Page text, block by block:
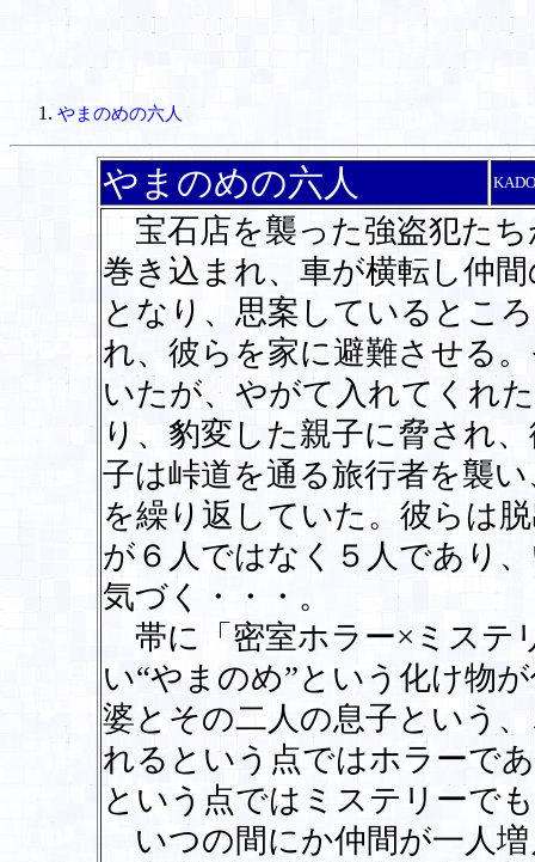
やまのめの六人
やまのめの六人
宝石店を襲った強盗犯たち
巻き込まれ、車が横転し仲
となり、思案しているとこ
れ、彼らを家に避難させる
いたが、やがて入れてくれ
り、豹変した親子に脅され
子は峠道を通る旅行者を襲
を繰り返していた。彼らは
が６人ではなく５人であり
気づく・・・。
帯に「密室ホラー×ミステ
い“やまのめ”という化け物
婆とその二人の息子という
れるという点ではホラーで
という点ではミステリーで
いつの間にか仲間が一人